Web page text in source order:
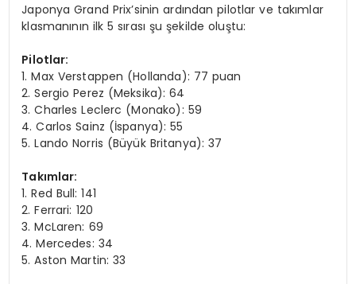
Japonya Grand Prix’sinin ardından pilotlar ve takımlar
klasmanının ilk 5 sırası şu şekilde oluştu:
Pilotlar:
1. Max Verstappen (Hollanda): 77 puan
2. Sergio Perez (Meksika): 64
3. Charles Leclerc (Monako): 59
4. Carlos Sainz (İspanya): 55
5. Lando Norris (Büyük Britanya): 37
Takımlar:
1. Red Bull: 141
2. Ferrari: 120
3. McLaren: 69
4. Mercedes: 34
5. Aston Martin: 33